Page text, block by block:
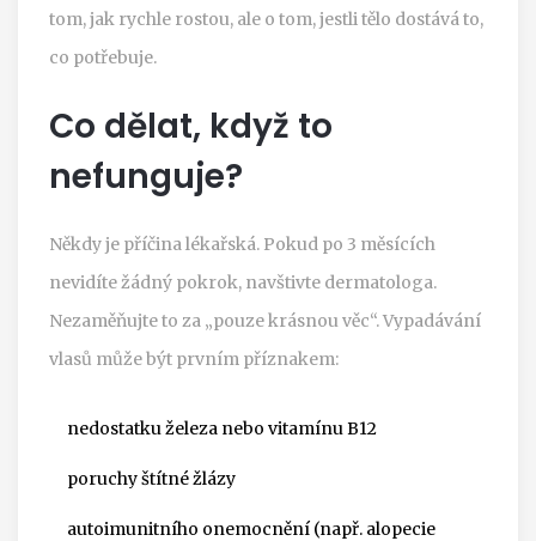
tom, jak rychle rostou, ale o tom, jestli tělo dostává to,
co potřebuje.
Co dělat, když to
nefunguje?
Někdy je příčina lékařská. Pokud po 3 měsících
nevidíte žádný pokrok, navštivte dermatologa.
Nezaměňujte to za „pouze krásnou věc“. Vypadávání
vlasů může být prvním příznakem:
nedostatku železa nebo vitamínu B12
poruchy štítné žlázy
autoimunitního onemocnění (např. alopecie